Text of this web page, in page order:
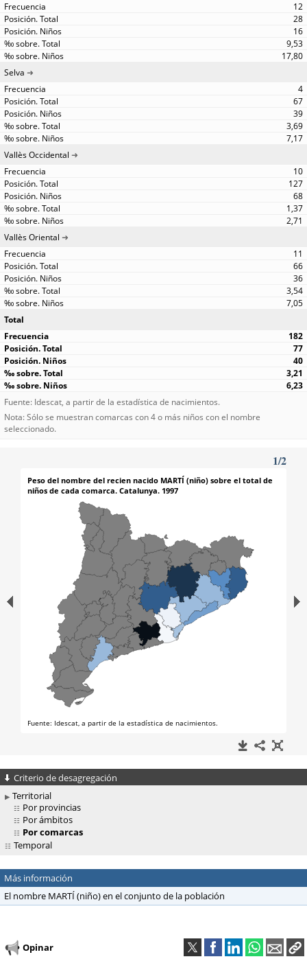
12
28
16
9,53
17,80
Selva
4
67
39
3,69
7,17
Vallès Occidental
10
127
68
1,37
2,71
Vallès Oriental
11
66
36
3,54
7,05
Total
182
77
40
3,21
6,23
Fuente: Idescat, a partir de la estadística de nacimientos.
Nota: Sólo se muestran comarcas con 4 o más niños con el nombre
seleccionado.
Criterio de desagregación
Territorial
Por provincias
Por ámbitos
Por comarcas
Temporal
Más información
El nombre MARTÍ (niño) en el conjunto de la población
Opinar